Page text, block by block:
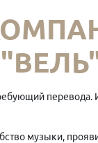
перевода.
музыки,